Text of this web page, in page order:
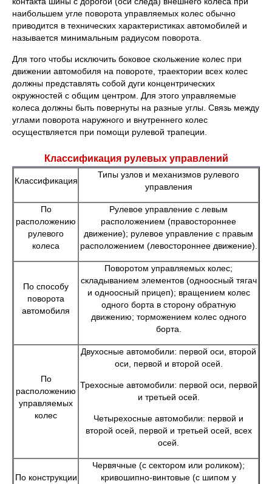
наибольшем угле поворота управляемых колес обычно
приводится в технических характеристиках автомобилей и
называется минимальным радиусом поворота.
Для того чтобы исключить боковое скольжение колес при
движении автомобиля на повороте, траектории всех колес
должны представлять собой дуги концентрических
окружностей с общим центром. Для этого управляемые
колеса должны быть повернуты на разные углы. Связь между
углами поворота наружного и внутреннего колес
осуществляется при помощи рулевой трапеции.
Классификация рулевых управлений
Классификация
Типы узлов и механизмов рулевого
управления
По
расположению
рулевого
колеса
Рулевое управление с левым
расположением (правостороннее
движение); рулевое управление с правым
расположением (левостороннее движение).
По способу
поворота
автомобиля
Поворотом управляемых колес;
складыванием элементов (одноосный тягач
и одноосный прицеп); вращением колес
одного борта в сторону обратную
движению; торможением колес одного
борта.
По
расположению
управляемых
колес
Двухосные автомобили: первой оси, второй
оси, первой и второй осей.
Трехосные автомобили: первой оси, первой
и третьей осей.
Четырехосные автомобили: первой и
второй осей, первой и третьей осей, всех
осей.
По конструкции
Червячные (с сектором или роликом);
кривошипно-винтовые (с шипом у